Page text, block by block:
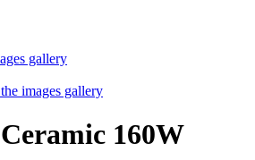
gallery
images gallery
160W